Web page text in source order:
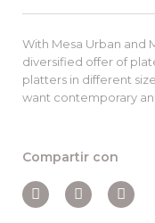
With Mesa Urban and
diversified offer of
platters in different
want contemporary
Compartir con